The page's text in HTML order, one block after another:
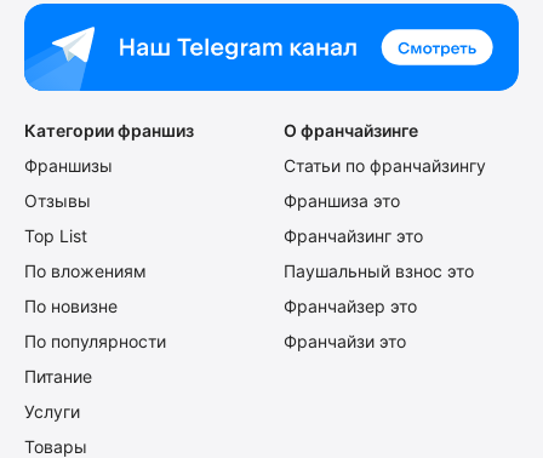
Категории франшиз
Франшизы
Отзывы
Top List
По вложениям
По новизне
По популярности
Питание
Услуги
Товары
О франчайзинге
Статьи по франчайзингу
Франшиза это
Франчайзинг это
Паушальный взнос это
Франчайзер это
Франчайзи это